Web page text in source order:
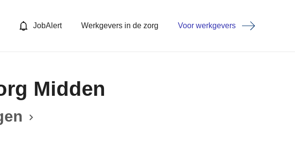
JobAlert Werkgevers in de zorg Voor werkgevers
Midden